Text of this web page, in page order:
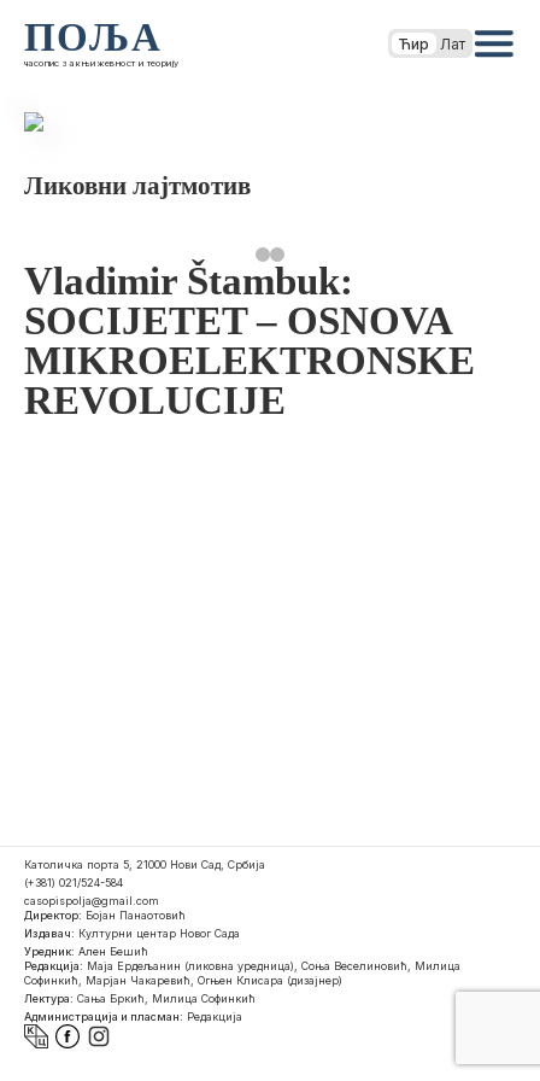
ПОЉА
часопис за књижевност и теорију
Ћир Лат
Ликовни лајтмотив
Vladimir Štambuk:
SOCIJETET – OSNOVA
MIKROELEKTRONSKE
REVOLUCIJE
Католичка порта 5, 21000 Нови Сад, Србија
(+381) 021/524-584
casopispolja@gmail.com
Директор: Бојан Панаотовић
Издавач: Културни центар Новог Сада
Уредник: Ален Бешић
Редакција: Маја Ердељанин (ликовна уредница), Соња Веселиновић, Милица
Софинкић, Марјан Чакаревић, Огњен Клисара (дизајнер)
Лектура: Сања Бркић, Милица Софинкић
Администрација и пласман: Редакција